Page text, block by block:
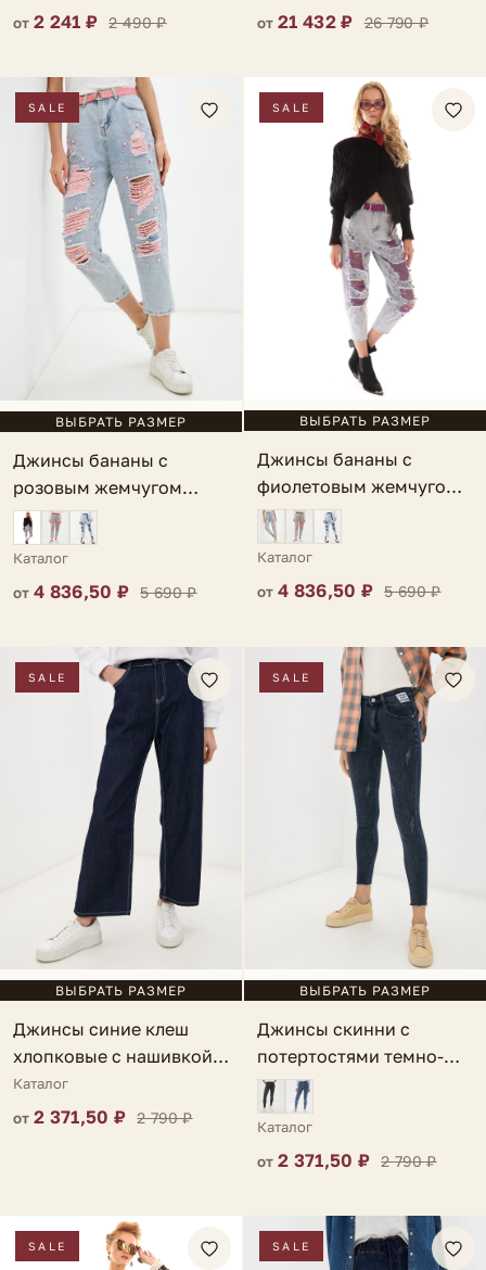
от 2 241 ₽ 2 490 ₽
от 21 432 ₽ 26 790 ₽
SALE
ВЫБРАТЬ РАЗМЕР
Джинсы бананы с
розовым жемчугом
голубые Perla
Каталог
от 4 836,50 ₽ 5 690 ₽
SALE
ВЫБРАТЬ РАЗМЕР
Джинсы бананы с
фиолетовым жемчугом
голубые Perla
Каталог
от 4 836,50 ₽ 5 690 ₽
SALE
ВЫБРАТЬ РАЗМЕР
Джинсы синие клеш
хлопковые с нашивкой
Trapani
Каталог
от 2 371,50 ₽ 2 790 ₽
SALE
ВЫБРАТЬ РАЗМЕР
Джинсы скинни с
потертостями темно-
синие Caulonia
Каталог
от 2 371,50 ₽ 2 790 ₽
SALE SALE